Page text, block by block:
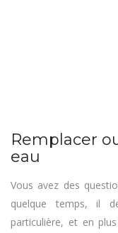
Remplacer
eau
Vous avez des
quelque temps, il
particulière, et en